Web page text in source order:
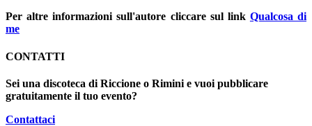
Per altre informazioni sull'autore cliccare sul link Qualcosa di
me
CONTATTI
Sei una discoteca di Riccione o Rimini e vuoi pubblicare
gratuitamente il tuo evento?
Contattaci